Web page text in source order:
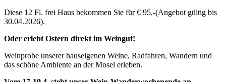
Diese 12 Fl. frei Haus bekommen Sie für € 95,-(Angebot gültig bis
30.04.2026).
Oder erlebt Ostern direkt im Weingut!
Weinprobe unserer hauseigenen Weine, Radfahren, Wandern und
das schöne Ambiente an der Mosel erleben.